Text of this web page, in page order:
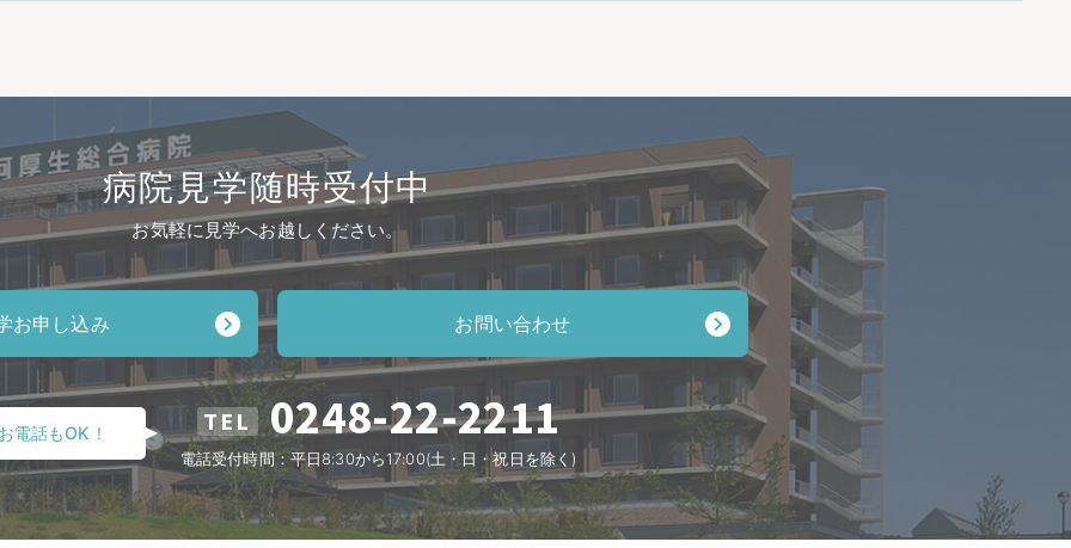
病院見学随時受付中
お気軽に見学へお越しください。
お申し込み お問い合わせ
電話もOK！ TEL 0248-22-2211
電話受付時間：平日8:30から17:00(土・日・祝日を除く)